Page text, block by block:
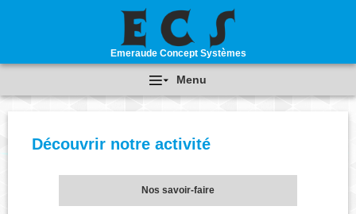
Emeraude Concept Systèmes
Menu
Qui sommes nous ?
Savoir-faire
Nos Réalisations
Découvrir notre activité
Nos savoir-faire